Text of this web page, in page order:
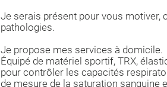
Je serais présent pour vous motiver,
pathologies.
Je propose mes services à domicile.
Équipé de matériel sportif, TRX,
pour contrôler les capacités
de mesure de la saturation sanguine